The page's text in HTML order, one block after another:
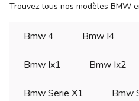
Trouvez tous nos modèles BMW
Bmw 4 Bmw I4
Bmw Ix1 Bmw Ix2
Bmw Serie X1 Bmw